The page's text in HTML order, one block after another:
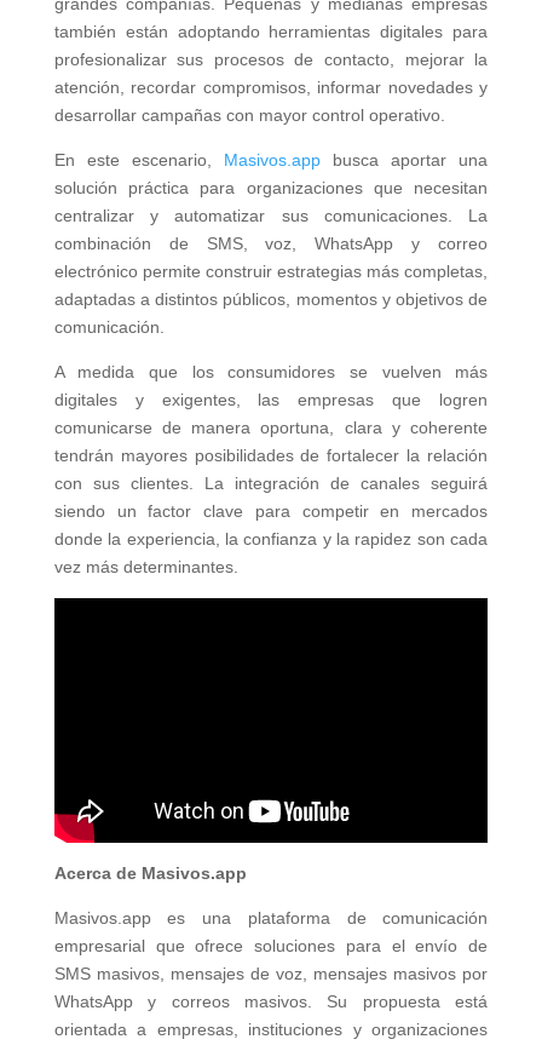
también están adoptando herramientas digitales para
profesionalizar sus procesos de contacto, mejorar la
atención, recordar compromisos, informar novedades y
desarrollar campañas con mayor control operativo.
En este escenario, Masivos.app busca aportar una
solución práctica para organizaciones que necesitan
centralizar y automatizar sus comunicaciones. La
combinación de SMS, voz, WhatsApp y correo
electrónico permite construir estrategias más completas,
adaptadas a distintos públicos, momentos y objetivos de
comunicación.
A medida que los consumidores se vuelven más
digitales y exigentes, las empresas que logren
comunicarse de manera oportuna, clara y coherente
tendrán mayores posibilidades de fortalecer la relación
con sus clientes. La integración de canales seguirá
siendo un factor clave para competir en mercados
donde la experiencia, la confianza y la rapidez son cada
vez más determinantes.
Acerca de Masivos.app
Masivos.app es una plataforma de comunicación
empresarial que ofrece soluciones para el envío de
SMS masivos, mensajes de voz, mensajes masivos por
WhatsApp y correos masivos. Su propuesta está
orientada a empresas, instituciones y organizaciones